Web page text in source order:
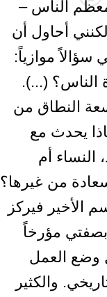
الناس –
أحاول أن
سؤالاً موازياً:
الناس؟ (...).
النطاق من
يحدث مع
أم
من غيرها؟
الأخير فيركز
مؤرخاً
وضع العمل
والكثير